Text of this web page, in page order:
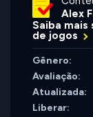
Alex
Saiba mais
de jogos
Gênero:
Avaliação:
Atualizada:
Liberar: